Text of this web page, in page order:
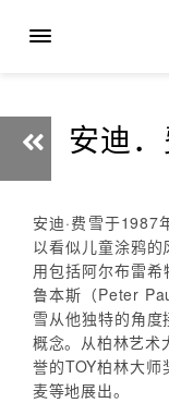
安迪
安迪·费雪于1987
以看似儿童涂鸦
用包括阿尔布雷希
鲁本斯（Peter
雪从他独特的角
概念。从柏林艺术
誉的TOY柏林大
麦等地展出。